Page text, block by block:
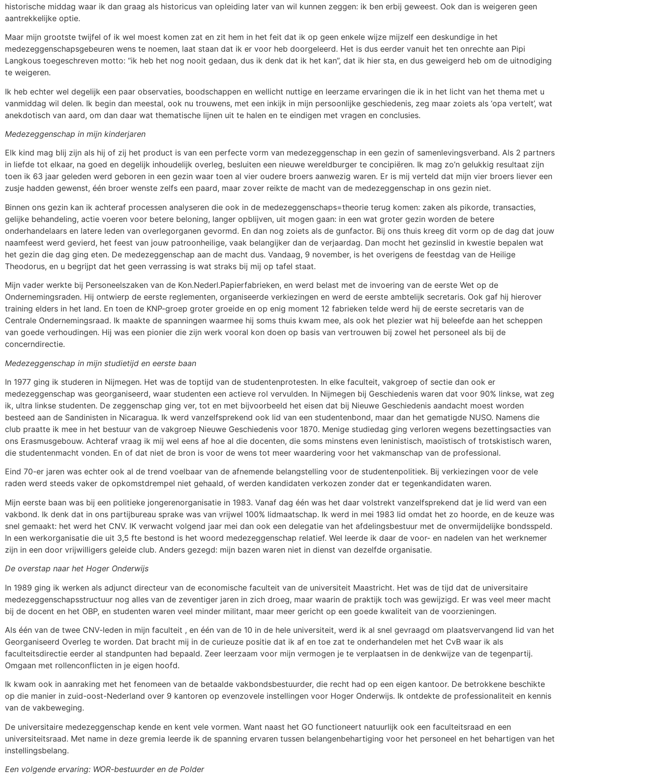
historische middag waar ik dan graag als historicus van opleiding later van wil kunnen zeggen: ik ben erbij geweest. Ook dan is weigeren geen
aantrekkelijke optie.
Maar mijn grootste twijfel of ik wel moest komen zat en zit hem in het feit dat ik op geen enkele wijze mijzelf een deskundige in het
medezeggenschapsgebeuren wens te noemen, laat staan dat ik er voor heb doorgeleerd. Het is dus eerder vanuit het ten onrechte aan Pipi
Langkous toegeschreven motto: “ik heb het nog nooit gedaan, dus ik denk dat ik het kan”, dat ik hier sta, en dus geweigerd heb om de uitnodiging
te weigeren.
Ik heb echter wel degelijk een paar observaties, boodschappen en wellicht nuttige en leerzame ervaringen die ik in het licht van het thema met u
vanmiddag wil delen. Ik begin dan meestal, ook nu trouwens, met een inkijk in mijn persoonlijke geschiedenis, zeg maar zoiets als ‘opa vertelt’, wat
anekdotisch van aard, om dan daar wat thematische lijnen uit te halen en te eindigen met vragen en conclusies.
Medezeggenschap in mijn kinderjaren
Elk kind mag blij zijn als hij of zij het product is van een perfecte vorm van medezeggenschap in een gezin of samenlevingsverband. Als 2 partners
in liefde tot elkaar, na goed en degelijk inhoudelijk overleg, besluiten een nieuwe wereldburger te concipiëren. Ik mag zo’n gelukkig resultaat zijn
toen ik 63 jaar geleden werd geboren in een gezin waar toen al vier oudere broers aanwezig waren. Er is mij verteld dat mijn vier broers liever een
zusje hadden gewenst, één broer wenste zelfs een paard, maar zover reikte de macht van de medezeggenschap in ons gezin niet.
Binnen ons gezin kan ik achteraf processen analyseren die ook in de medezeggenschaps=theorie terug komen: zaken als pikorde, transacties,
gelijke behandeling, actie voeren voor betere beloning, langer opblijven, uit mogen gaan: in een wat groter gezin worden de betere
onderhandelaars en latere leden van overlegorganen gevormd. En dan nog zoiets als de gunfactor. Bij ons thuis kreeg dit vorm op de dag dat jouw
naamfeest werd gevierd, het feest van jouw patroonheilige, vaak belangijker dan de verjaardag. Dan mocht het gezinslid in kwestie bepalen wat
het gezin die dag ging eten. De medezeggenschap aan de macht dus. Vandaag, 9 november, is het overigens de feestdag van de Heilige
Theodorus, en u begrijpt dat het geen verrassing is wat straks bij mij op tafel staat.
Mijn vader werkte bij Personeelszaken van de Kon.Nederl.Papierfabrieken, en werd belast met de invoering van de eerste Wet op de
Ondernemingsraden. Hij ontwierp de eerste reglementen, organiseerde verkiezingen en werd de eerste ambtelijk secretaris. Ook gaf hij hierover
training elders in het land. En toen de KNP-groep groter groeide en op enig moment 12 fabrieken telde werd hij de eerste secretaris van de
Centrale Ondernemingsraad. Ik maakte de spanningen waarmee hij soms thuis kwam mee, als ook het plezier wat hij beleefde aan het scheppen
van goede verhoudingen. Hij was een pionier die zijn werk vooral kon doen op basis van vertrouwen bij zowel het personeel als bij de
concerndirectie.
Medezeggenschap in mijn studietijd en eerste baan
In 1977 ging ik studeren in Nijmegen. Het was de toptijd van de studentenprotesten. In elke faculteit, vakgroep of sectie dan ook er
medezeggenschap was georganiseerd, waar studenten een actieve rol vervulden. In Nijmegen bij Geschiedenis waren dat voor 90% linkse, wat zeg
ik, ultra linkse studenten. De zeggenschap ging ver, tot en met bijvoorbeeld het eisen dat bij Nieuwe Geschiedenis aandacht moest worden
besteed aan de Sandinisten in Nicaragua. Ik werd vanzelfsprekend ook lid van een studentenbond, maar dan het gematigde NUSO. Namens die
club praatte ik mee in het bestuur van de vakgroep Nieuwe Geschiedenis voor 1870. Menige studiedag ging verloren wegens bezettingsacties van
ons Erasmusgebouw. Achteraf vraag ik mij wel eens af hoe al die docenten, die soms minstens even leninistisch, maoïstisch of trotskistisch waren,
die studentenmacht vonden. En of dat niet de bron is voor de wens tot meer waardering voor het vakmanschap van de professional.
Eind 70-er jaren was echter ook al de trend voelbaar van de afnemende belangstelling voor de studentenpolitiek. Bij verkiezingen voor de vele
raden werd steeds vaker de opkomstdrempel niet gehaald, of werden kandidaten verkozen zonder dat er tegenkandidaten waren.
Mijn eerste baan was bij een politieke jongerenorganisatie in 1983. Vanaf dag één was het daar volstrekt vanzelfsprekend dat je lid werd van een
vakbond. Ik denk dat in ons partijbureau sprake was van vrijwel 100% lidmaatschap. Ik werd in mei 1983 lid omdat het zo hoorde, en de keuze was
snel gemaakt: het werd het CNV. IK verwacht volgend jaar mei dan ook een delegatie van het afdelingsbestuur met de onvermijdelijke bondsspeld.
In een werkorganisatie die uit 3,5 fte bestond is het woord medezeggenschap relatief. Wel leerde ik daar de voor- en nadelen van het werknemer
zijn in een door vrijwilligers geleide club. Anders gezegd: mijn bazen waren niet in dienst van dezelfde organisatie.
De overstap naar het Hoger Onderwijs
In 1989 ging ik werken als adjunct directeur van de economische faculteit van de universiteit Maastricht. Het was de tijd dat de universitaire
medezeggenschapsstructuur nog alles van de zeventiger jaren in zich droeg, maar waarin de praktijk toch was gewijzigd. Er was veel meer macht
bij de docent en het OBP, en studenten waren veel minder militant, maar meer gericht op een goede kwaliteit van de voorzieningen.
Als één van de twee CNV-leden in mijn faculteit , en één van de 10 in de hele universiteit, werd ik al snel gevraagd om plaatsvervangend lid van het
Georganiseerd Overleg te worden. Dat bracht mij in de curieuze positie dat ik af en toe zat te onderhandelen met het CvB waar ik als
faculteitsdirectie eerder al standpunten had bepaald. Zeer leerzaam voor mijn vermogen je te verplaatsen in de denkwijze van de tegenpartij.
Omgaan met rollenconflicten in je eigen hoofd.
Ik kwam ook in aanraking met het fenomeen van de betaalde vakbondsbestuurder, die recht had op een eigen kantoor. De betrokkene beschikte
op die manier in zuid-oost-Nederland over 9 kantoren op evenzovele instellingen voor Hoger Onderwijs. Ik ontdekte de professionaliteit en kennis
van de vakbeweging.
De universitaire medezeggenschap kende en kent vele vormen. Want naast het GO functioneert natuurlijk ook een faculteitsraad en een
universiteitsraad. Met name in deze gremia leerde ik de spanning ervaren tussen belangenbehartiging voor het personeel en het behartigen van het
instellingsbelang.
Een volgende ervaring: WOR-bestuurder en de Polder